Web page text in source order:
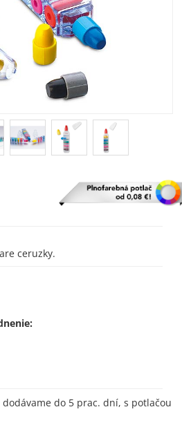
ceruzky.
do 5 prac. dní, s potlačou